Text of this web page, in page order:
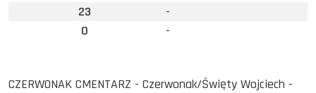
23
-
0
-
CZERWONAK CMENTARZ - Czerwonak/Święty Wojciech -